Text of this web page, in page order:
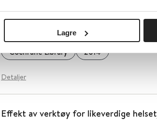
Lagre
Effekt og erfaringer med
Cochrane Library 2014
Detaljer
Effekt av verktøy for likeverdige